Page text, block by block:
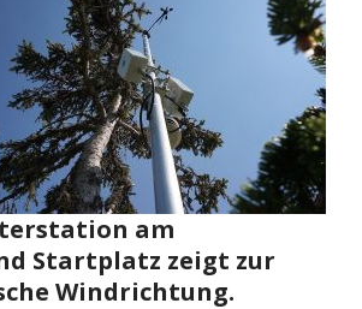
am
Startplatz zeigt zur
Windrichtung.